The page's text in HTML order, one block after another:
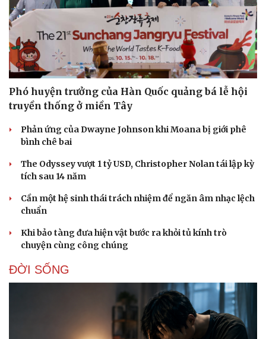
Thông tin doanh nghiệp
Doanh nghiệp 24h
Doanh nhân
Vì cộng đồng
Sành điệu
Tin Công nghệ
Trải nghiệm
Chuyển đổi số
Phó huyện trưởng của Hàn Quốc quảng bá lễ hội
truyền thống ở miền Tây
Phản ứng của Dwayne Johnson khi Moana bị giới phê
bình chê bai
The Odyssey vượt 1 tỷ USD, Christopher Nolan tái lập kỳ
tích sau 14 năm
Cần một hệ sinh thái trách nhiệm để ngăn âm nhạc lệch
chuẩn
Khi bảo tàng đưa hiện vật bước ra khỏi tủ kính trò
chuyện cùng công chúng
ĐỜI SỐNG